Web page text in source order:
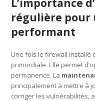
L’importance
régulière pour
performant
Une fois le firewall installé
primordiale. Elle permet
permanence. La
principalement à mettre à
corriger les vulnérabilités,